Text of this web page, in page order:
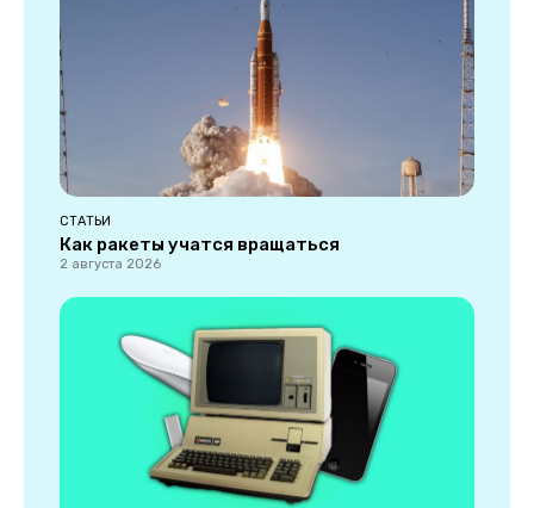
СТАТЬИ
Как ракеты учатся вращаться
2 августа 2026